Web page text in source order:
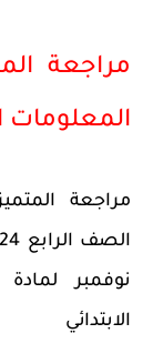
مراجعة
المعلومات الصف
مراجعة
نوفمبر
الابتدائي